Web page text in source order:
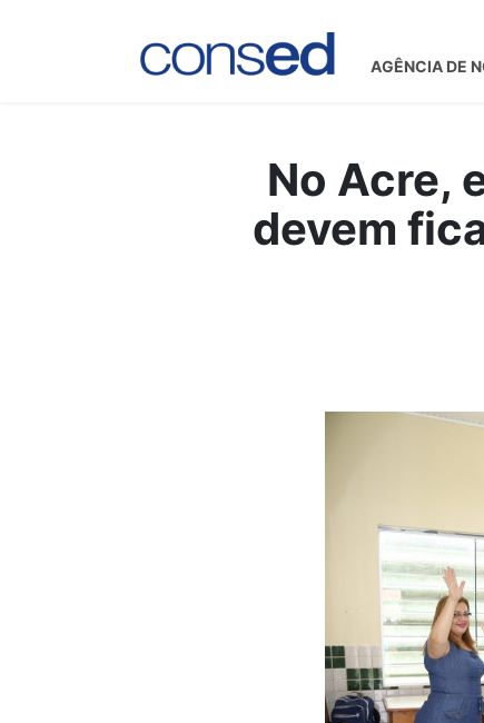
AGÊNCIA DE
No Acre,
devem